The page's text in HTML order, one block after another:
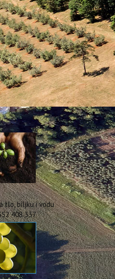
tlo, biljku i vodu
408 337